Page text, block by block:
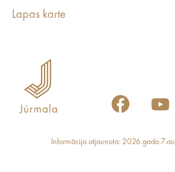
Lapas karte
Informācija atjaunota: 2026.gada